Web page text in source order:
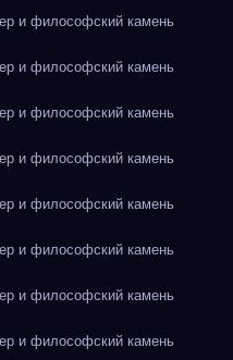
и философский камень
и философский камень
и философский камень
и философский камень
и философский камень
и философский камень
и философский камень
и философский камень